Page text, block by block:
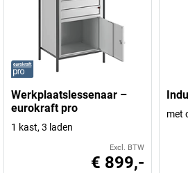
Werkplaatslessenaar –
eurokraft pro
1 kast, 3 laden
Excl. BTW
€ 899,-
met